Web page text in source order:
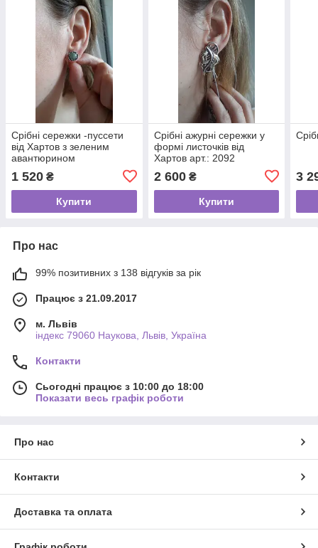
Срібні сережки -пуссети
від Хартов з зеленим
авантюрином
1 520 ₴
Купити
Срібні ажурні сережки у
формі листочків від
Хартов арт.: 2092
2 600₴
Купити
3
Про нас
99% позитивних з 138 відгуків за рік
Працює з 21.09.2017
м. Львів
індекс 79060 Наукова, Львів, Україна
Контакти
Сьогодні працює з 10:00 до 18:00
Показати весь графік роботи
Про нас
Контакти
Доставка та оплата